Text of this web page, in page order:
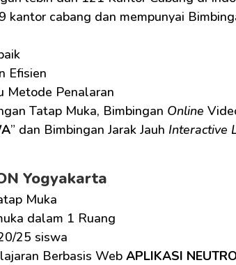
kantor cabang dan mempunyai
Efisien
Metode Penalaran
Tatap Muka, Bimbingan Online
” dan Bimbingan Jarak Jauh Interactive
Yogyakarta
Muka
dalam 1 Ruang
25 siswa
Berbasis Web APLIKASI